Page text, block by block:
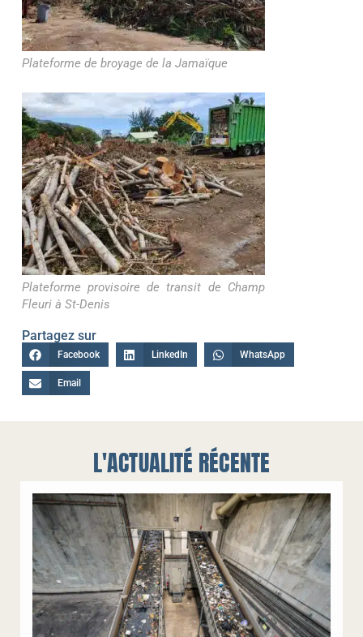
Plateforme de broyage de la Jamaïque
Plateforme provisoire de transit de Champ
Fleuri à St-Denis
Partagez sur
Facebook LinkedIn WhatsApp
Email
L'ACTUALITÉ RÉCENTE